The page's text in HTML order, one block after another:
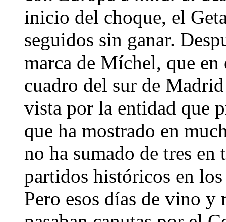
inicio del choque, el
seguidos sin ganar.
marca de Míchel, que
cuadro del sur de
vista por la entidad que
que ha mostrado en
no ha sumado de tres
partidos históricos en
Pero esos días de vino y